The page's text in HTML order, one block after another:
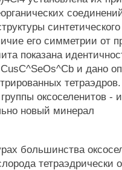
его симметрии от
показана
и дано
оксоселенитов -
новый минерал
большинства
тетраэдрически